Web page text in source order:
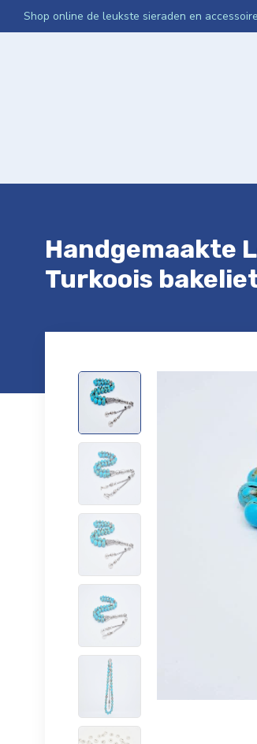
Shop online de leukste sieraden en
Handgemaakte
Turkoois